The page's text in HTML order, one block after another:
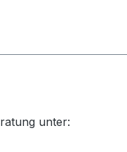
unter: